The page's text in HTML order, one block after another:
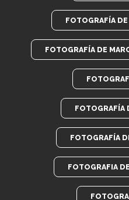
FOTOGRAFÍA
FOTOGRAFÍA DE
FOTOGRAFÍA
FOTOGRAFÍA
FOTOGRAFIA